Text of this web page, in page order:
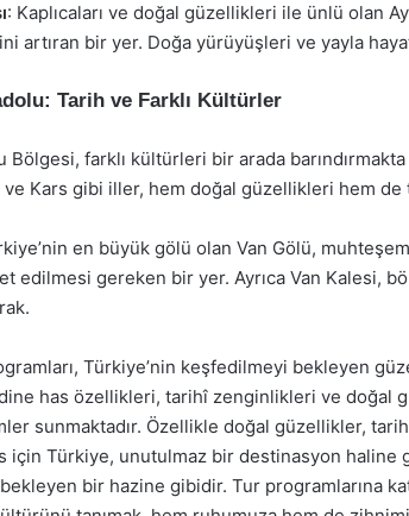
: Kaplıcaları ve doğal güzellikleri ile ünlü olan
artıran bir yer. Doğa yürüyüşleri ve yayla
Tarih ve Farklı Kültürler
Bölgesi, farklı kültürleri bir arada
ve Kars gibi iller, hem doğal güzellikleri hem de
en büyük gölü olan Van Gölü,
edilmesi gereken bir yer. Ayrıca Van Kalesi,
Türkiye’nin keşfedilmeyi bekleyen
has özellikleri, tarihî zenginlikleri ve doğal
sunmaktadır. Özellikle doğal güzellikler,
için Türkiye, unutulmaz bir destinasyon haline
bir hazine gibidir. Tur programlarına